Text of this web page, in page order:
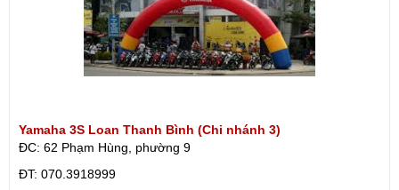
Yamaha 3S Loan Thanh Bình (Chi nhánh 3)
ĐC: 62 Phạm Hùng, phường 9
ÐT: 070.3918999